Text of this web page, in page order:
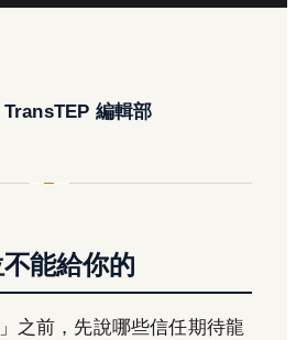
編輯部
能給你的
之前，先說哪些信任期待龍